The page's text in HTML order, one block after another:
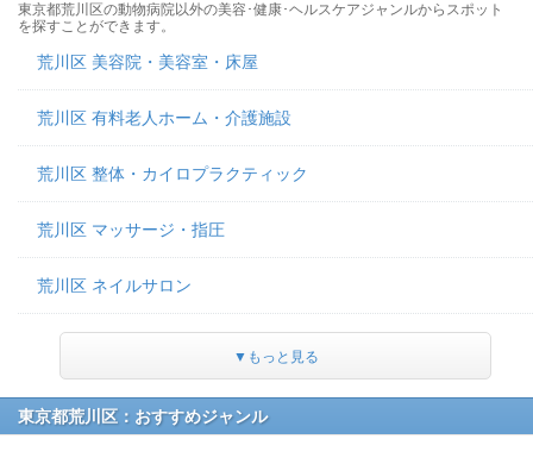
東京都荒川区の動物病院以外の美容･健康･ヘルスケアジャンルからスポット
を探すことができます。
荒川区 美容院・美容室・床屋
荒川区 有料老人ホーム・介護施設
荒川区 整体・カイロプラクティック
荒川区 マッサージ・指圧
荒川区 ネイルサロン
▼もっと見る
東京都荒川区：おすすめジャンル